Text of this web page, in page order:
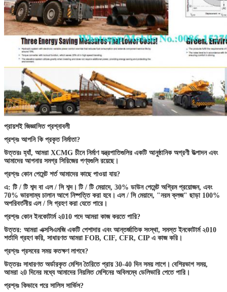
প্রায়শই জিজ্ঞাসিত প্রশ্নাবলী
প্রশ্নঃ আপনি কি প্রকৃত নির্মাতা?
উত্তরঃ হ্যাঁ, আমরা XCMG চীনে নির্মাণ যন্ত্রপাতিগুলির একটি আনুষ্ঠানিক অগ্রণী উত্পাদন এবং
আমাদের আপনার সমগ্র সিরিজের পণ্যগুলি রয়েছে।
প্রশ্নঃ কোন পেমেন্ট শর্ত আমাদের কাছে পাওয়া যায়?
এ: টি / টি শব্দ বা এল / সি শব্দ। টি / টি মেয়াদে, 30% ডাউন পেমেন্ট অগ্রিম প্রয়োজন, এবং
70% ভারসাম্য চালান আগে নিষ্পত্তি করা হবে। এল / সি মেয়াদে, "নরম ক্লজ" ছাড়া 100%
অপরিবর্তনীয় এল / সি গ্রহণ করা যেতে পারে।
প্রশ্নঃ কোন ইনকোটার্ম ২010 পদে আমরা কাজ করতে পারি?
উত্তর: আমরা এক্সসিএমজি একটি পেশাদার এবং আন্তর্জাতিক সংস্থা, সমস্ত ইনকোটার্ম ২010
শর্তাদি গ্রহণ করি, সাধারণত আমরা FOB, CIF, CFR, CIP এ কাজ করি।
প্রশ্নঃ প্রসবের সময় কতক্ষণ লাগবে?
উত্তরঃ সাধারণত অর্ডারকৃত মেশিন তৈরিতে প্রায় 30-40 দিন সময় লাগে। বেশিরভাগ সময়,
আমরা ২0 দিনের মধ্যে আমাদের নিয়মিত মেশিনের অবিলম্বে ডেলিভারি পেতে পারি।
প্রশ্নঃ কিভাবে পরে সালিস সার্ভিস?